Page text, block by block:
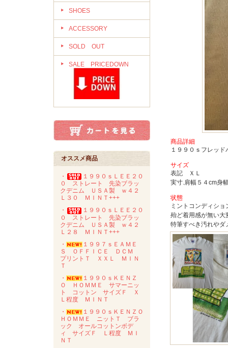
SHOES
ACCESSORY
SOLD OUT
SALE PRICEDOWN
オススメ商品
・
１９９０ｓＬＥＥ２０
０ ストレート 先染ブラッ
クデニム ＵＳＡ製 ｗ４２
Ｌ３０ ＭＩＮＴ+++
・
１９９０ｓＬＥＥ２０
０ ストレート 先染ブラッ
クデニム ＵＳＡ製 ｗ４２
Ｌ２８ ＭＩＮＴ+++
・
１９９７ｓＥＡＭＥ
Ｓ ＯＦＦＩＣＥ ＤＣＭ
プリントＴ ＸＸＬ ＭＩＮ
Ｔ
・
１９９０ｓＫＥＮＺ
Ｏ ＨＯＭＭＥ サマーニッ
ト コットン サイズＦ Ｘ
Ｌ程度 ＭＩＮＴ
・
１９９０ｓＫＥＮＺＯ
ＨＯＭＭＥ ニットＴ ブラ
ック オールコットンボデ
ィ サイズＦ Ｌ程度 ＭＩ
ＮＴ
商品詳細
１９９０ｓフレッ
サイズ
表記 ＸＬ
実寸.肩幅５４cm身
状態
ミントコンディショ
殆ど着用感が無い大
特筆すべき汚れやダ